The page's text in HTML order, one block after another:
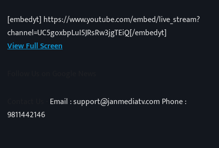
[embedyt] https://www.youtube.com/embed/live_stream?
channel=UC5goxbpLuI5JRsRw3jgTEiQ[/embedyt]
View Full Screen
Email : support@janmediatv.com Phone :
9811442146